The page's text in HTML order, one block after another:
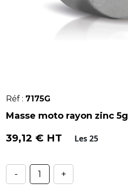
Réf : 7175G
Masse moto rayon zinc 5g
39,12 € HT Les 25
- +